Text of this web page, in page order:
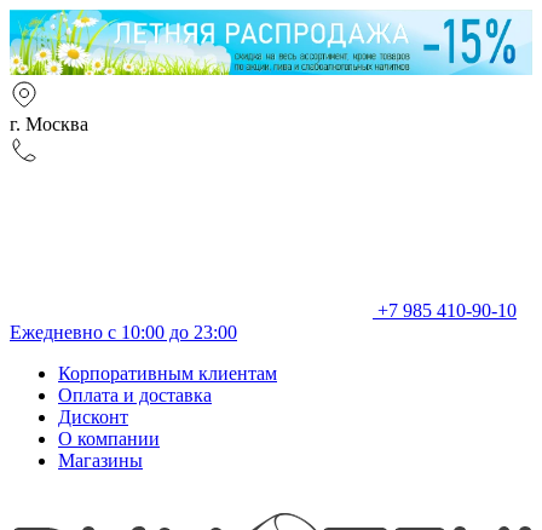
г. Москва
+7 985 410-90-10
Ежедневно с 10:00 до 23:00
Корпоративным клиентам
Оплата и доставка
Дисконт
О компании
Магазины